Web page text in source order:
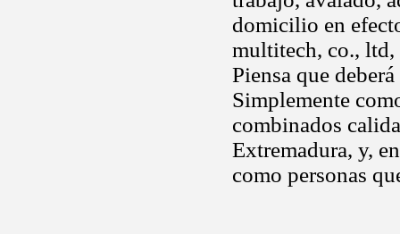
domicilio en
multitech, co.,
Piensa que
Simplemente
combinados
Extremadura, y,
como personas